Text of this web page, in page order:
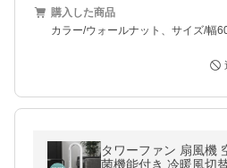
購入した商品
カラー/ウォールナット、サイズ/幅
タワーファン 扇風機
菌機能付き 冷暖風切